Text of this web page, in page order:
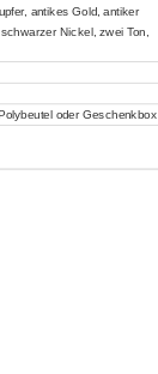
antikes Gold, antiker
Nickel, zwei Ton,
oder Geschenkbox